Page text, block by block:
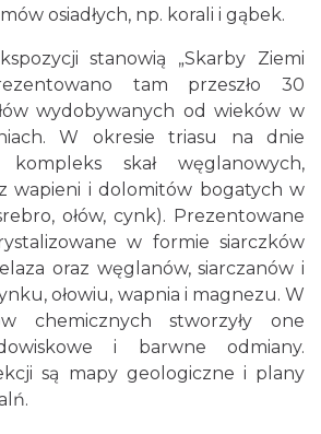
osiadłych, np. korali i gąbek.
stanowią „Skarby Ziemi
tam przeszło 30
wydobywanych od wieków w
W okresie triasu na dnie
kompleks skał węglanowych,
z wapieni i dolomitów bogatych w
ołów, cynk). Prezentowane
w formie siarczków
oraz węglanów, siarczanów i
ołowiu, wapnia i magnezu. W
chemicznych stworzyły one
i barwne odmiany.
są mapy geologiczne i plany